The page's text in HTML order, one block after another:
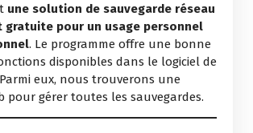
une solution de sauvegarde réseau
gratuite pour un usage personnel
. Le programme offre une bonne
disponibles dans le logiciel de
eux, nous trouverons une
pour gérer toutes les sauvegardes.